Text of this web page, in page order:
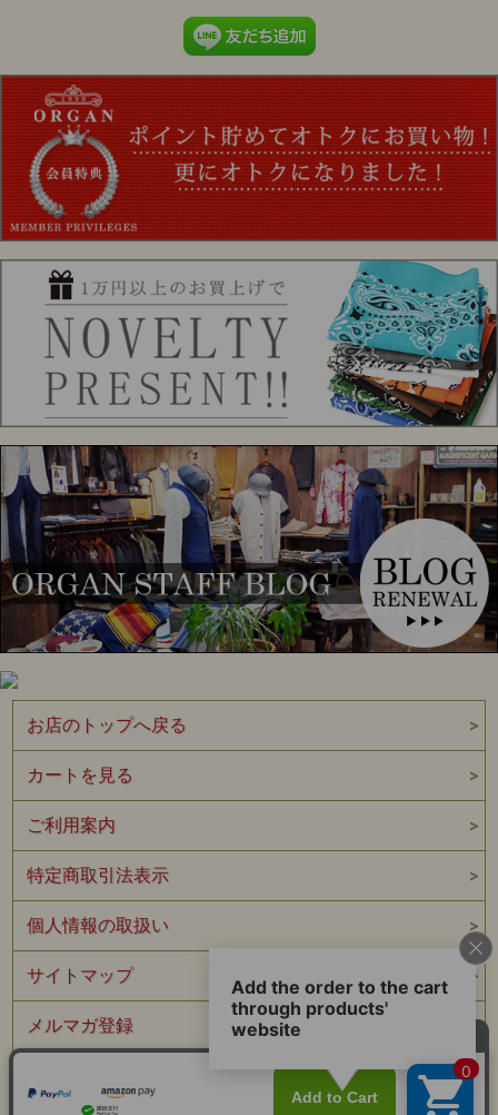
J1013 Col.White“Sack Overall Jacket”
J1013 Col.Black
サイズ表
表示サイズ 肩幅
36(S)
46cm前後
40(L)
50cm前後
42(XL)
52cm前後 60cm前後
44(XXL)
54cm前後
46(XXXL)
56.5cm前後 66cm前後 80.5cm前後 66.5cm前後
上記サイズ表はメーカー採寸値です。
測り方によって若干前後します。
お店のトップへ戻る
カートを見る
ご利用案内
特定商取引法表示
個人情報の取扱い
サイトマップ
メルマガ登録